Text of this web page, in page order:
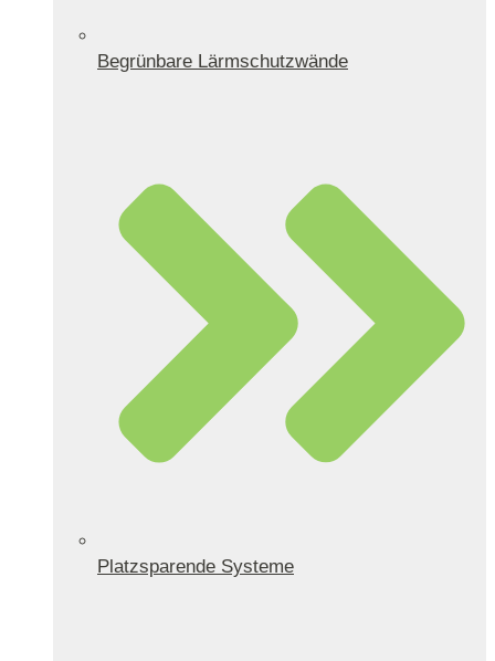
Begrünbare Lärmschutzwände
Platzsparende Systeme